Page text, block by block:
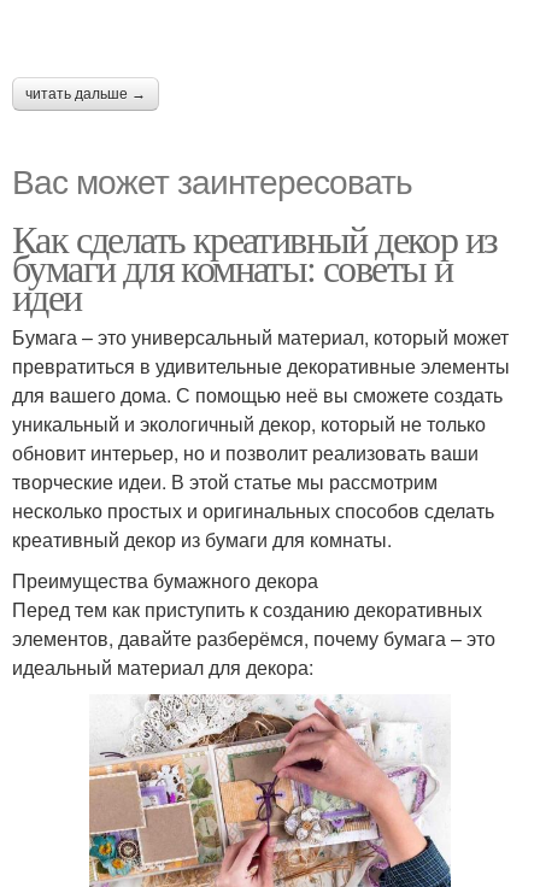
читать дальше →
Вас может заинтересовать
Как сделать креативный декор из
бумаги для комнаты: советы и
идеи
Бумага – это универсальный материал, который может
превратиться в удивительные декоративные элементы
для вашего дома. С помощью неё вы сможете создать
уникальный и экологичный декор, который не только
обновит интерьер, но и позволит реализовать ваши
творческие идеи. В этой статье мы рассмотрим
несколько простых и оригинальных способов сделать
креативный декор из бумаги для комнаты.
Преимущества бумажного декора
Перед тем как приступить к созданию декоративных
элементов, давайте разберёмся, почему бумага – это
идеальный материал для декора: